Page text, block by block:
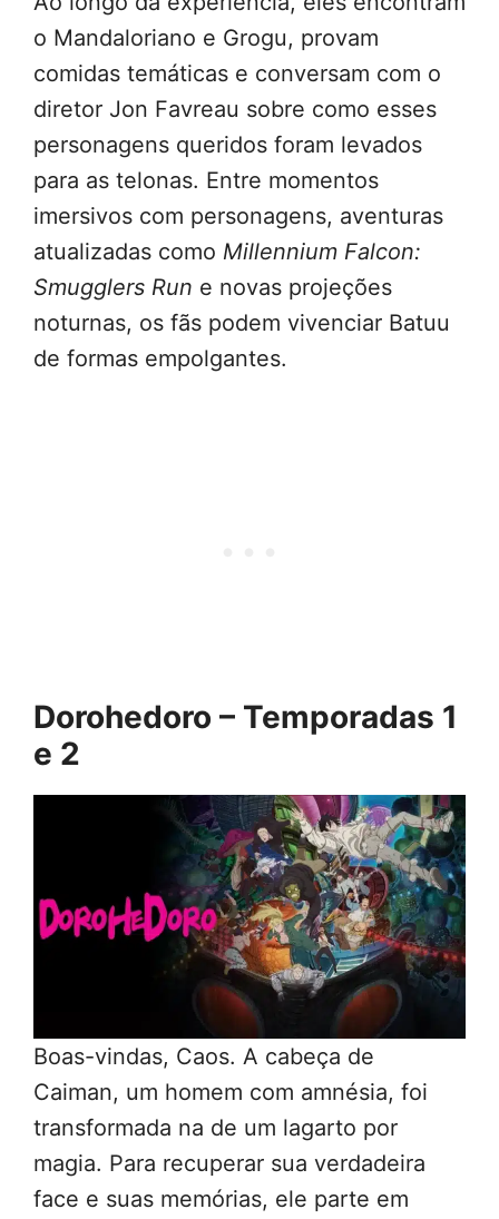
o Mandaloriano e Grogu, provam
comidas temáticas e conversam com o
diretor Jon Favreau sobre como esses
personagens queridos foram levados
para as telonas. Entre momentos
imersivos com personagens, aventuras
atualizadas como Millennium Falcon:
Smugglers Run e novas projeções
noturnas, os fãs podem vivenciar Batuu
de formas empolgantes.
Dorohedoro – Temporadas 1
e 2
Boas-vindas, Caos. A cabeça de
Caiman, um homem com amnésia, foi
transformada na de um lagarto por
magia. Para recuperar sua verdadeira
face e suas memórias, ele parte em